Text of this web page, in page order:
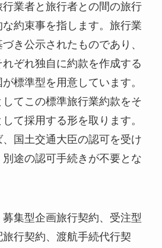
業者と旅行者との間の旅行
約束事を指します。旅行業
き公示されたものであり、
ぞれ独自に約款を作成する
標準型を用意しています。
てこの標準旅行業約款をそ
て採用する形を取ります。
国土交通大臣の認可を受け
途の認可手続きが不要とな
集型企画旅行契約、受注型
行契約、渡航手続代行契